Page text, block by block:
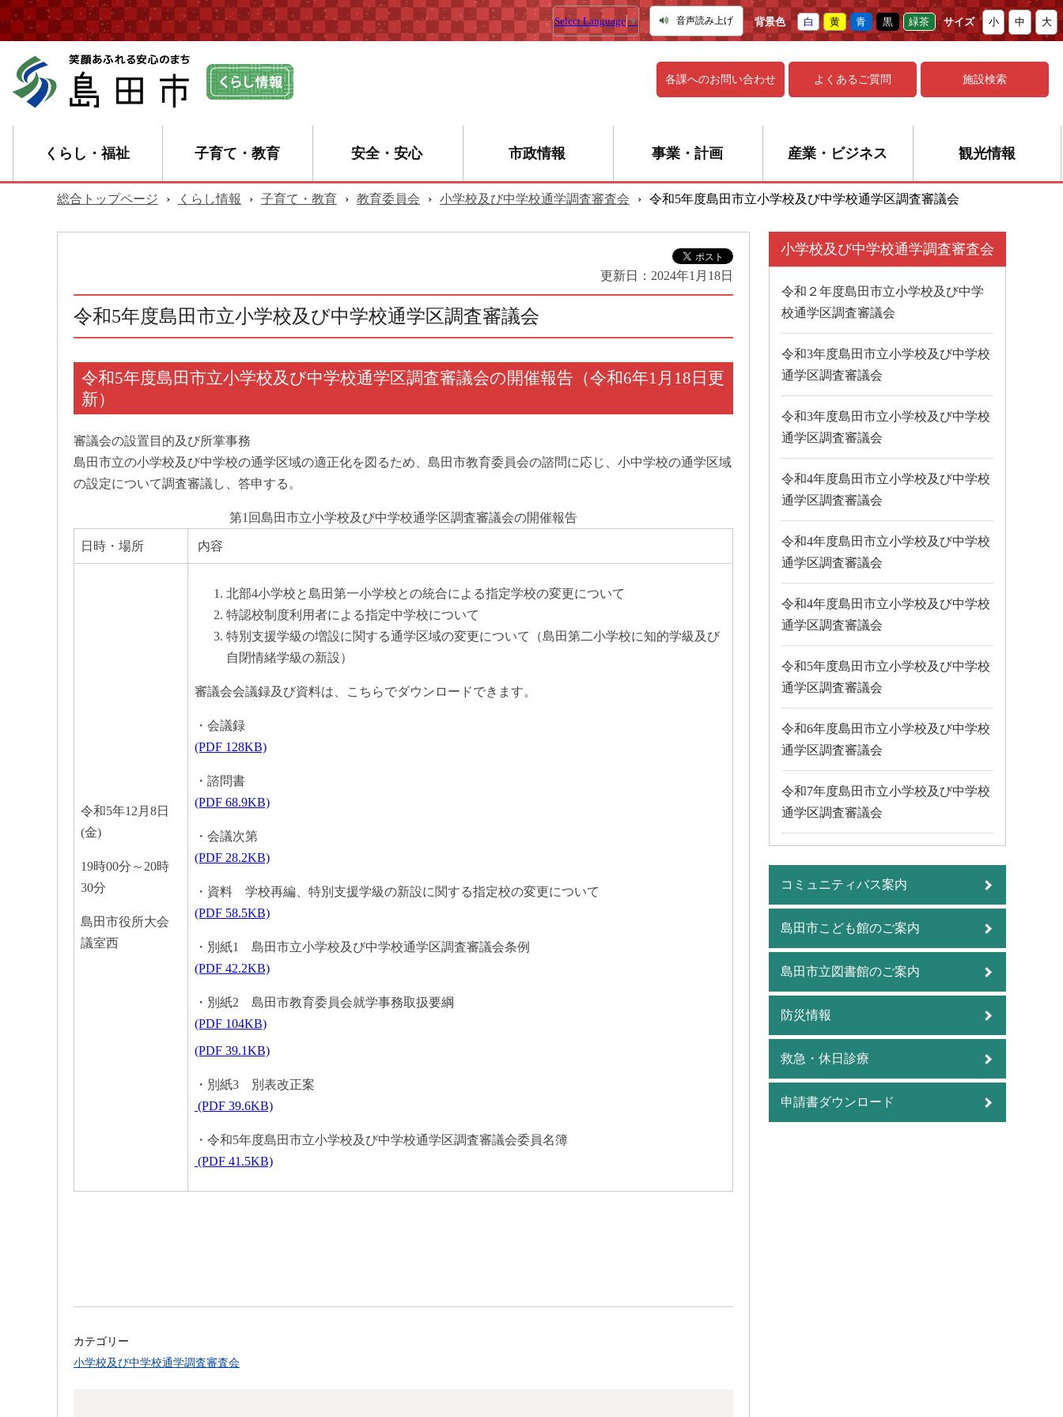
Select Language ▼ 音声読み上げ 背景色 白 黄 青 黒 緑茶 サイズ 小 中 大
各課へのお問い合わせ よくあるご質問 施設検索
くらし・福祉 子育て・教育 安全・安心 市政情報 事業・計画 産業・ビジネス 観光情報
総合トップページ › くらし情報 › 子育て・教育 › 教育委員会 › 小学校及び中学校通学調査審査会 › 令和5年度島田市立小学校及び中学校通学区調査審議会
更新日： 2024年1月18日
令和5年度島田市立小学校及び中学校通学区調査審議会
令和5年度島田市立小学校及び中学校通学区調査審議会の開催報告（令和6年1月18日更
新）
審議会の設置目的及び所掌事務
島田市立の小学校及び中学校の通学区域の適正化を図るため、島田市教育委員会の諮問に応じ、小中学校の通学区域
の設定について調査審議し、答申する。
第1回島田市立小学校及び中学校通学区調査審議会の開催報告
日時・場所 内容
令和5年12月8日
(金)
19時00分～20時
30分
島田市役所大会
議室西
北部4小学校と島田第一小学校との統合による指定学校の変更について
特認校制度利用者による指定中学校について
特別支援学級の増設に関する通学区域の変更について（島田第二小学校に知的学級及び
自閉情緒学級の新設）
審議会会議録及び資料は、こちらでダウンロードできます。
・会議録
(PDF 128KB)
・諮問書
(PDF 68.9KB)
・会議次第
(PDF 28.2KB)
・資料 学校再編、特別支援学級の新設に関する指定校の変更について
(PDF 58.5KB)
・別紙1 島田市立小学校及び中学校通学区調査審議会条例
(PDF 42.2KB)
・別紙2 島田市教育委員会就学事務取扱要綱
(PDF 104KB)
(PDF 39.1KB)
・別紙3 別表改正案
(PDF 39.6KB)
・令和5年度島田市立小学校及び中学校通学区調査審議会委員名簿
(PDF 41.5KB)
カテゴリー
小学校及び中学校通学調査審査会
小学校及び中学校通学調査審査会
令和２年度島田市立小学校及び中学
校通学区調査審議会
令和3年度島田市立小学校及び中学校
通学区調査審議会
令和3年度島田市立小学校及び中学校
通学区調査審議会
令和4年度島田市立小学校及び中学校
通学区調査審議会
令和4年度島田市立小学校及び中学校
通学区調査審議会
令和4年度島田市立小学校及び中学校
通学区調査審議会
令和5年度島田市立小学校及び中学校
通学区調査審議会
令和6年度島田市立小学校及び中学校
通学区調査審議会
令和7年度島田市立小学校及び中学校
通学区調査審議会
コミュニティバス案内
島田市こども館のご案内
島田市立図書館のご案内
防災情報
救急・休日診療
申請書ダウンロード